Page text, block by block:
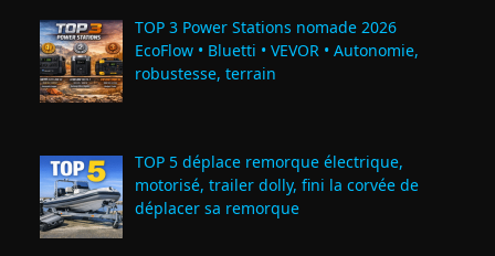
TOP 3 Power Stations nomade 2026
EcoFlow • Bluetti • VEVOR • Autonomie,
robustesse, terrain
TOP 5 déplace remorque électrique,
motorisé, trailer dolly, fini la corvée de
déplacer sa remorque